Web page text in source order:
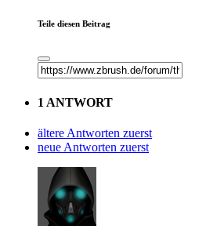
Teile diesen Beitrag
1 ANTWORT
ältere Antworten zuerst
neue Antworten zuerst